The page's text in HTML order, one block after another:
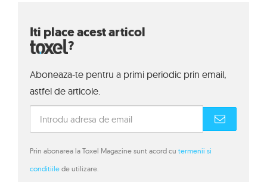
Iti place acest articol
?
Aboneaza-te pentru a primi periodic prin email,
astfel de articole.
Prin abonarea la Toxel Magazine sunt acord cu termenii si
conditiile de utilizare.